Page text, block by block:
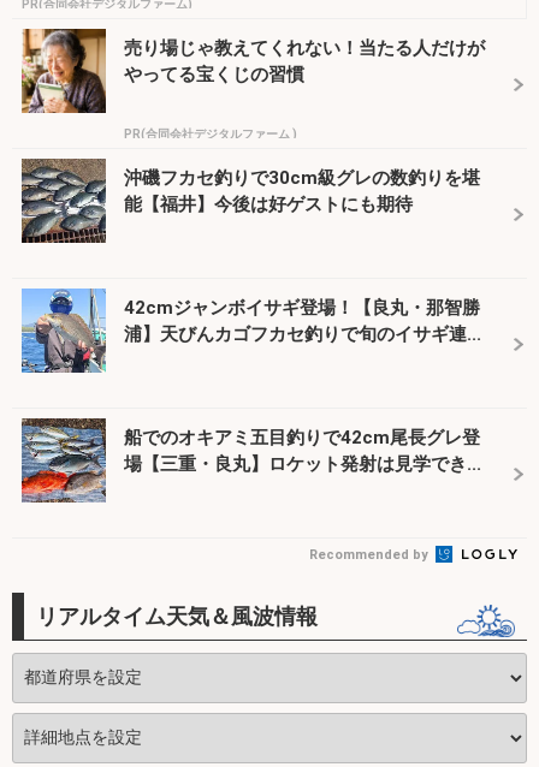
PR(合同会社デジタルファーム)
売り場じゃ教えてくれない！当たる人だけが
やってる宝くじの習慣
PR(合同会社デジタルファーム )
沖磯フカセ釣りで30cm級グレの数釣りを堪
能【福井】今後は好ゲストにも期待
42cmジャンボイサギ登場！【良丸・那智勝
浦】天びんカゴフカセ釣りで旬のイサギ連...
船でのオキアミ五目釣りで42cm尾長グレ登
場【三重・良丸】ロケット発射は見学でき...
Recommended by
リアルタイム天気＆風波情報